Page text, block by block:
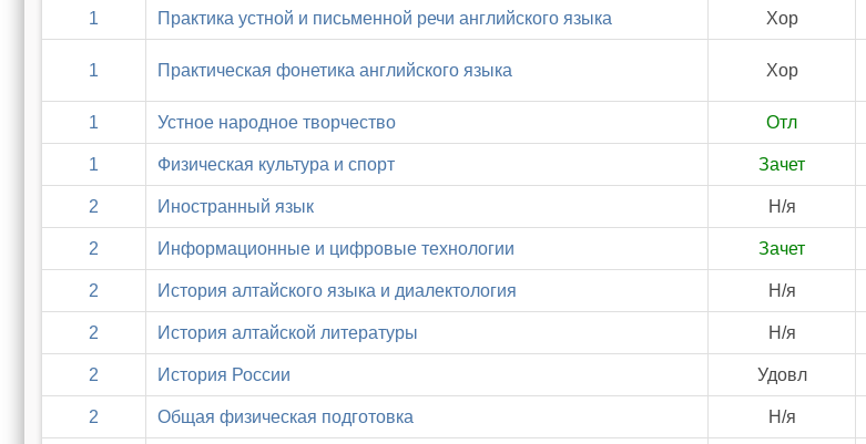
1 Практика устной и письменной речи английского языка Хор
1 Практическая фонетика английского языка Хор
1 Устное народное творчество Отл
1 Физическая культура и спорт Зачет
2 Иностранный язык Н/я
2 Информационные и цифровые технологии Зачет
2 История алтайского языка и диалектология Н/я
2 История алтайской литературы Н/я
2 История России Удовл
2 Общая физическая подготовка Н/я